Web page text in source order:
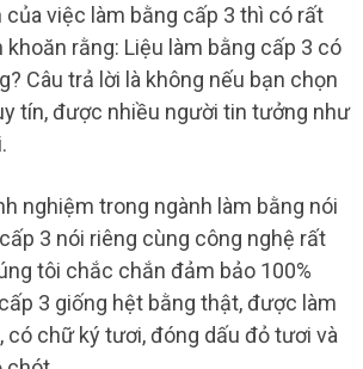
của việc làm bằng cấp 3 thì có rất
khoăn rằng: Liệu làm bằng cấp 3 có
Câu trả lời là không nếu bạn chọn
tín, được nhiều người tin tưởng như
nghiệm trong ngành làm bằng nói
3 nói riêng cùng công nghệ rất
tôi chắc chắn đảm bảo 100%
3 giống hệt bằng thật, được làm
có chữ ký tươi, đóng dấu đỏ tươi và